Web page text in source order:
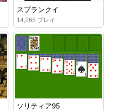
スプランクイ
14,265 プレイ
ソリティア95